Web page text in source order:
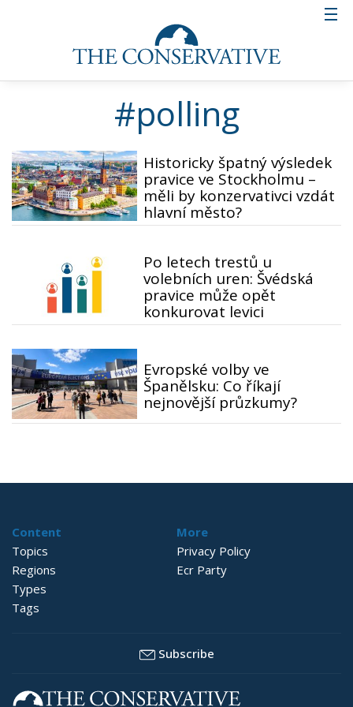
#polling
Historicky špatný výsledek
pravice ve Stockholmu –
měli by konzervativci vzdát
hlavní město?
Po letech trestů u
volebních uren: Švédská
pravice může opět
konkurovat levici
Evropské volby ve
Španělsku: Co říkají
nejnovější průzkumy?
Content
Topics
Regions
Types
Tags
More
Privacy Policy
Ecr Party
Subscribe